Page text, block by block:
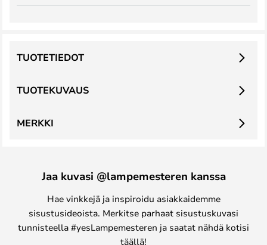
TUOTEKUVAUS
TUOTETIEDOT
MERKKI
Jaa kuvasi @lampemesteren kanssa
Hae vinkkejä ja inspiroidu asiakkaidemme
sisustusideoista. Merkitse parhaat sisustuskuvasi
tunnisteella #yesLampemesteren ja saatat nähdä kotisi
täällä!